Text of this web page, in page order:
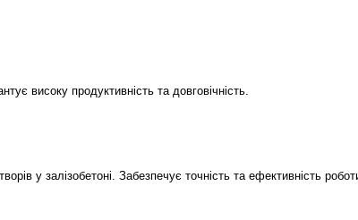
високу продуктивність та довговічність.
у залізобетоні. Забезпечує точність та ефективність